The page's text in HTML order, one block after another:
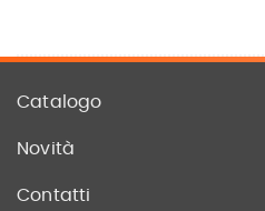
Catalogo
Novità
Contatti